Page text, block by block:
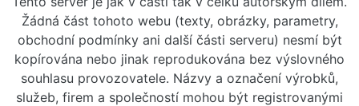
Žádná část tohoto webu (texty, obrázky, parametry,
obchodní podmínky ani další části serveru) nesmí být
kopírována nebo jinak reprodukována bez výslovného
souhlasu provozovatele. Názvy a označení výrobků,
služeb, firem a společností mohou být registrovanými